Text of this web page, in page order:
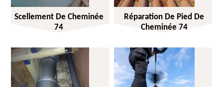
Scellement De Cheminée
74
Réparation De Pied De
Cheminée 74